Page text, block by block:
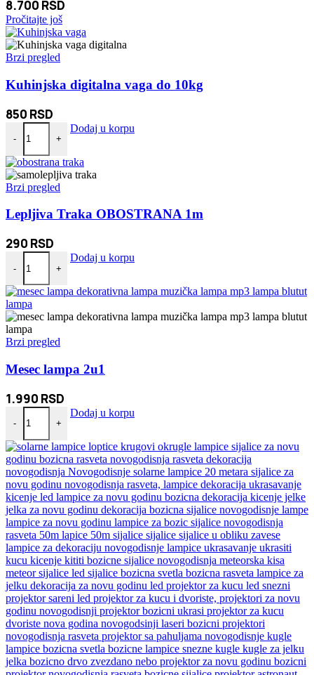
8.700 RSD
Pročitajte još
Brzi pregled
Kuhinjska digitalna vaga do 10kg
850 RSD
-
Kuhinjska digitalna vaga do 10kg količina
+
Dodaj u korpu
Brzi pregled
Lepljiva Traka OBOSTRANA 1m
290 RSD
-
Lepljiva Traka OBOSTRANA 1m količina
+
Dodaj u korpu
Brzi pregled
Mesec lampa 2u1
1.990 RSD
-
Mesec lampa 2u1 količina
+
Dodaj u korpu